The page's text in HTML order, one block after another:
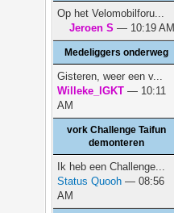
Op het Velomobilforu...
Jeroen S — 10:19 AM
Medeliggers onderweg
Gisteren, weer een v...
Willeke_IGKT — 10:11
AM
vork Challenge Taifun
demonteren
Ik heb een Challenge...
Status Quooh — 08:56
AM